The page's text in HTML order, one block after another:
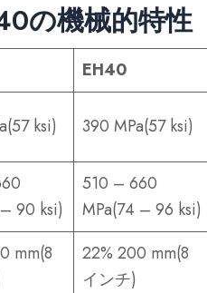
の機械的特性
EH40
ksi) 390 MPa(57 ksi)
90 ksi)
510 – 660
MPa(74 – 96 ksi)
mm(8
22% 200 mm(8
インチ)